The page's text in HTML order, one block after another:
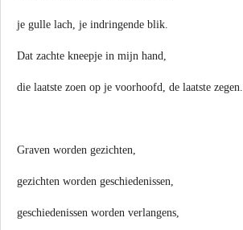
je gulle lach, je indringende blik.
Dat zachte kneepje in mijn hand,
die laatste zoen op je voorhoofd, de laatste zegen.
Graven worden gezichten,
gezichten worden geschiedenissen,
geschiedenissen worden verlangens,